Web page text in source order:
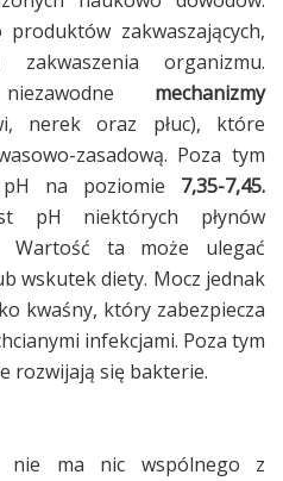
produktów zakwaszających,
organizmu.
mechanizmy
nerek oraz płuc), które
zasadową. Poza tym
na poziomie 7,35-7,45.
pH niektórych płynów
Wartość ta może ulegać
wskutek diety. Mocz jednak
kwaśny, który zabezpiecza
infekcjami. Poza tym
rozwijają się bakterie.
nie ma nic wspólnego z